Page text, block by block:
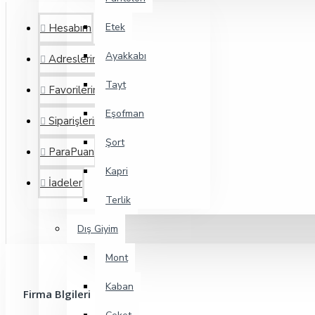
Etek
Ayakkabı
Tayt
Eşofman
Şort
Kapri
Terlik
Dış Giyim
Mont
Kaban
Hesabım
Adreslerim
Favorilerim
Siparişlerim
ParaPuan
İadeler
Firma Blgileri